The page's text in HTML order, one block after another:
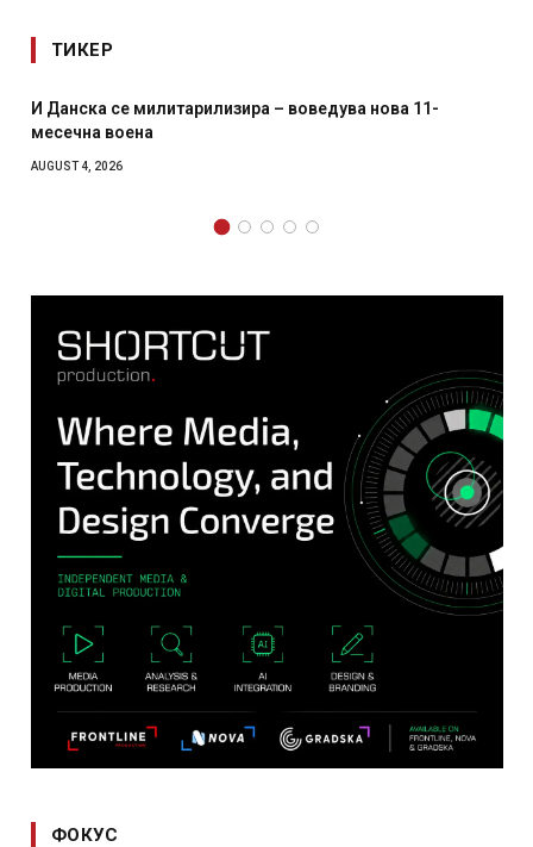
ТИКЕР
И Данска се милитарилизира – воведува нова 11-
месечна воена
AUGUST 4, 2026
ФОКУС